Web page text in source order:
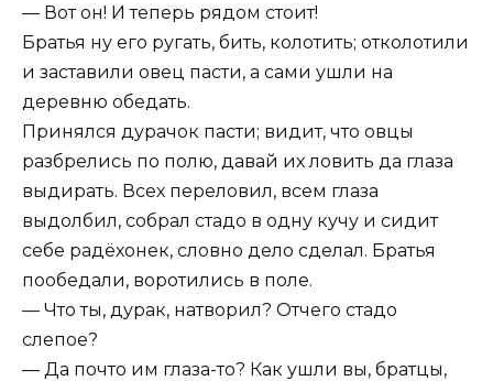
— Вот он! И теперь рядом стоит!
Братья ну его ругать, бить, колотить; отколотили
и заставили овец пасти, а сами ушли на
деревню обедать.
Принялся дурачок пасти; видит, что овцы
разбрелись по полю, давай их ловить да глаза
выдирать. Всех переловил, всем глаза
выдолбил, собрал стадо в одну кучу и сидит
себе радёхонек, словно дело сделал. Братья
пообедали, воротились в поле.
— Что ты, дурак, натворил? Отчего стадо
слепое?
— Да почто им глаза-то? Как ушли вы, братцы,